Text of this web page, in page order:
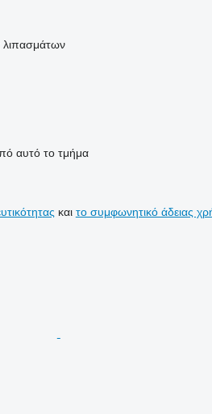
λιπασμάτων
αυτό το τμήμα
και το συμφωνητικό άδειας